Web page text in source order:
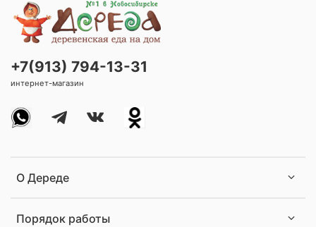
О Дереде
Порядок работы
+7(913) 794-13-31
интернет-магазин